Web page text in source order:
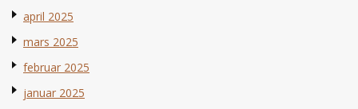
april 2025
mars 2025
februar 2025
januar 2025